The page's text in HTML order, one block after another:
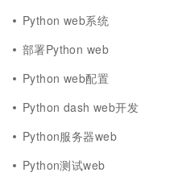
Python web系统
部署Python web
Python web配置
Python dash web开发
Python服务器web
Python测试web